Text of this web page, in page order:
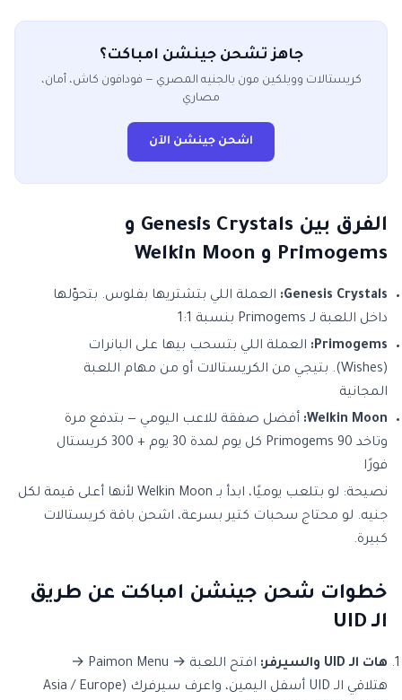
جاهز تشحن جينشن امباكت؟
كريستالات وويلكين مون بالجنيه المصري — فودافون كاش، أمان،
مصاري
اشحن جينشن الآن
الفرق بين Genesis Crystals و
Primogems و Welkin Moon
Genesis Crystals:
العملة اللي بتشتريها بفلوس. بتحوّلها
داخل اللعبة لـ Primogems بنسبة 1:1
Primogems:
العملة اللي بتسحب بيها على البانرات
(Wishes). بتيجي من الكريستالات أو من مهام اللعبة
المجانية
Welkin Moon: أفضل صفقة للاعب اليومي — بتدفع مرة
وتاخد 90 Primogems كل يوم لمدة 30 يوم + 300 كريستال
فورًا
نصيحة: لو بتلعب يوميًا، ابدأ بـ Welkin Moon لأنها أعلى قيمة لكل
جنيه. لو محتاج سحبات كتير بسرعة، اشحن باقة كريستالات
كبيرة.
خطوات شحن جينشن امباكت عن طريق
الـ UID
هات الـ UID والسيرفر:
افتح اللعبة → Paimon Menu →
هتلاقي الـ UID أسفل اليمين، واعرف سيرفرك (Asia / Europe